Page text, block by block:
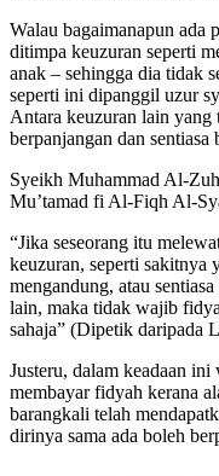
Walau bagaimanapun ada
ditimpa keuzuran seperti
anak – sehingga dia tidak
seperti ini dipanggil uzur
Antara keuzuran lain
berpanjangan dan sentiasa
Syeikh Muhammad Al-
Mu’tamad fi Al-Fiqh Al-
“Jika seseorang itu
keuzuran, seperti sakitnya
mengandung, atau
lain, maka tidak wajib
sahaja” (Dipetik daripada
Justeru, dalam keadaan
membayar fidyah kerana
barangkali telah
dirinya sama ada boleh